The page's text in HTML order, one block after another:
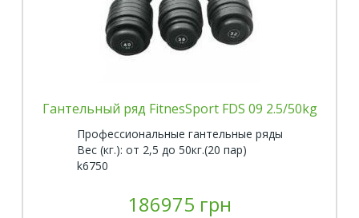
Гантельный ряд FitnesSport FDS 09 2.5/50kg
Профессиональные гантельные ряды
Вес (кг.): от 2,5 до 50кг.(20 пар)
k6750
186975 грн